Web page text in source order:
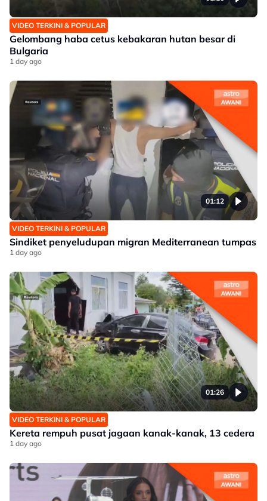
VIDEO TERKINI & POPULAR
Gelombang haba cetus kebakaran hutan besar di
Bulgaria
1 day ago
01:12
VIDEO TERKINI & POPULAR
Sindiket penyeludupan migran Mediterranean tumpas
1 day ago
01:26
VIDEO TERKINI & POPULAR
Kereta rempuh pusat jagaan kanak-kanak, 13 cedera
1 day ago